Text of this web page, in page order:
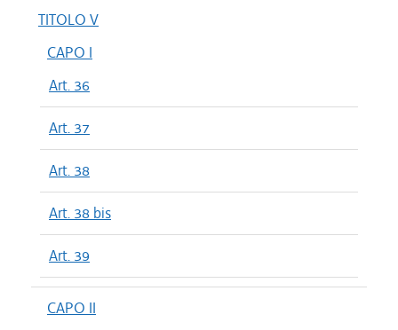
TITOLO V
CAPO I
Art. 36
Art. 37
Art. 38
Art. 38 bis
Art. 39
CAPO II